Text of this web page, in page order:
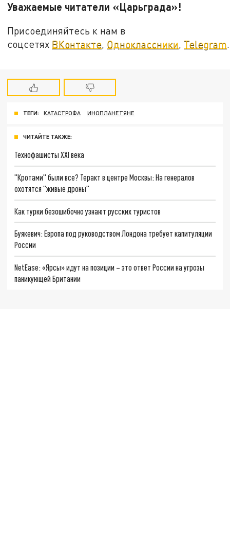
Уважаемые читатели «Царьграда»!
Присоединяйтесь к нам в
соцсетях ВКонтакте, Одноклассники, Telegram.
ТЕГИ: КАТАСТРОФА ИНОПЛАНЕТЯНЕ
ЧИТАЙТЕ ТАКЖЕ:
Технофашисты XXI века
"Кротами" были все? Теракт в центре Москвы: На генералов
охотятся "живые дроны"
Как турки безошибочно узнают русских туристов
Буякевич: Европа под руководством Лондона требует капитуляции
России
NetEase: «Ярсы» идут на позиции – это ответ России на угрозы
паникующей Британии